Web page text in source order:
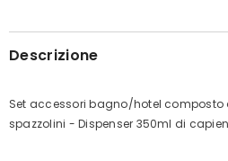
Descrizione
Set accessori bagno/hotel composto
spazzolini - Dispenser 350ml di